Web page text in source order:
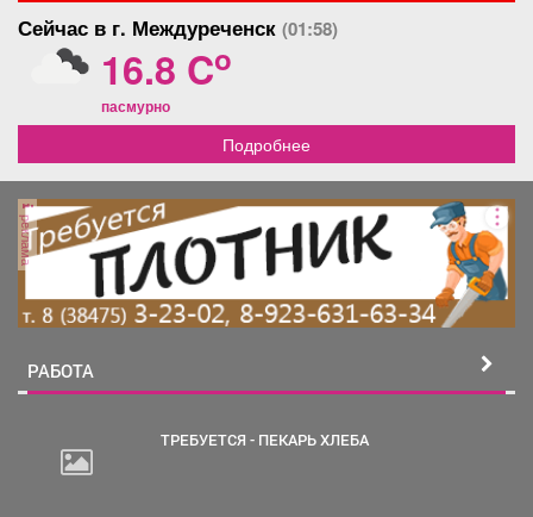
Сейчас в г. Междуреченск (01:58)
16.8 Co
пасмурно
Подробнее
реклама
РАБОТА
ТРЕБУЕТСЯ - ПЕКАРЬ ХЛЕБА